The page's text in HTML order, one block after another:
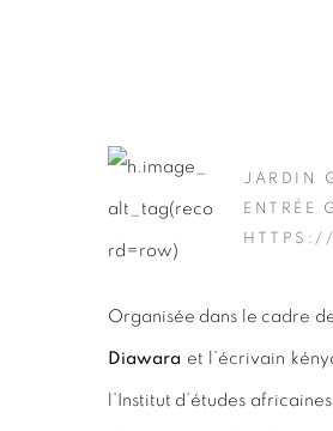
JARDIN
ENTRÉE
Organisée dans le cadre
Diawara et l’écrivain
l’Institut d’études